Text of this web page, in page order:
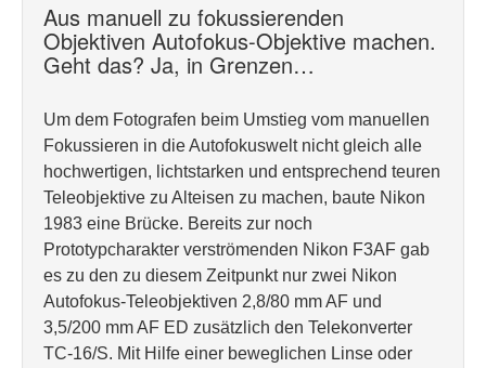
Aus manuell zu fokussierenden
Objektiven Autofokus-Objektive machen.
Geht das? Ja, in Grenzen…
Um dem Fotografen beim Umstieg vom manuellen
Fokussieren in die Autofokuswelt nicht gleich alle
hochwertigen, lichtstarken und entsprechend teuren
Teleobjektive zu Alteisen zu machen, baute Nikon
1983 eine Brücke. Bereits zur noch
Prototypcharakter verströmenden Nikon F3AF gab
es zu den zu diesem Zeitpunkt nur zwei Nikon
Autofokus-Teleobjektiven 2,8/80 mm AF und
3,5/200 mm AF ED zusätzlich den Telekonverter
TC-16/S. Mit Hilfe einer beweglichen Linse oder